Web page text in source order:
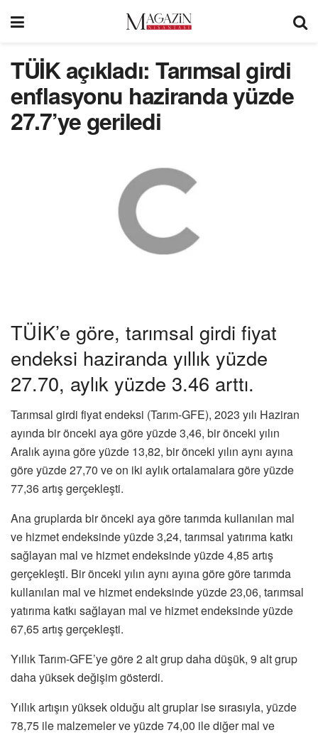
TÜİK açıkladı: Tarımsal girdi
enflasyonu haziranda yüzde
27.7’ye geriledi
TÜİK’e göre, tarımsal girdi fiyat
endeksi haziranda yıllık yüzde
27.70, aylık yüzde 3.46 arttı.
Tarımsal girdi fiyat endeksi (Tarım-GFE), 2023 yılı Haziran
ayında bir önceki aya göre yüzde 3,46, bir önceki yılın
Aralık ayına göre yüzde 13,82, bir önceki yılın aynı ayına
göre yüzde 27,70 ve on iki aylık ortalamalara göre yüzde
77,36 artış gerçekleşti.
Ana gruplarda bir önceki aya göre tarımda kullanılan mal
ve hizmet endeksinde yüzde 3,24, tarımsal yatırıma katkı
sağlayan mal ve hizmet endeksinde yüzde 4,85 artış
gerçekleşti. Bir önceki yılın aynı ayına göre göre tarımda
kullanılan mal ve hizmet endeksinde yüzde 23,06, tarımsal
yatırıma katkı sağlayan mal ve hizmet endeksinde yüzde
67,65 artış gerçekleşti.
Yıllık Tarım-GFE’ye göre 2 alt grup daha düşük, 9 alt grup
daha yüksek değişim gösterdi.
Yıllık artışın yüksek olduğu alt gruplar ise sırasıyla, yüzde
78,75 ile malzemeler ve yüzde 74,00 ile diğer mal ve